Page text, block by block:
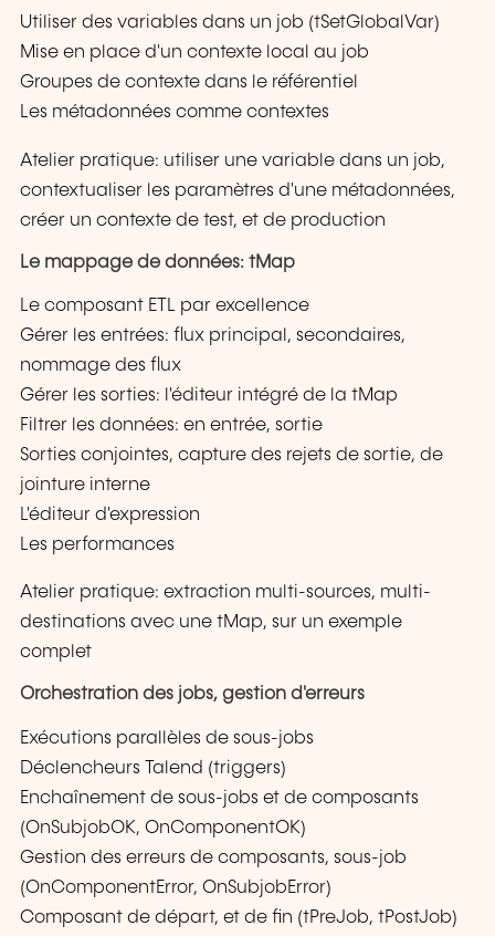
Utiliser des variables dans un job (tSetGlobalVar)
Mise en place d'un contexte local au job
Groupes de contexte dans le référentiel
Les métadonnées comme contextes
Atelier pratique: utiliser une variable dans un job,
contextualiser les paramètres d'une métadonnées,
créer un contexte de test, et de production
Le mappage de données: tMap
Le composant ETL par excellence
Gérer les entrées: flux principal, secondaires,
nommage des flux
Gérer les sorties: l'éditeur intégré de la tMap
Filtrer les données: en entrée, sortie
Sorties conjointes, capture des rejets de sortie, de
jointure interne
L'éditeur d'expression
Les performances
Atelier pratique: extraction multi-sources, multi-
destinations avec une tMap, sur un exemple
complet
Orchestration des jobs, gestion d'erreurs
Exécutions parallèles de sous-jobs
Déclencheurs Talend (triggers)
Enchaînement de sous-jobs et de composants
(OnSubjobOK, OnComponentOK)
Gestion des erreurs de composants, sous-job
(OnComponentError, OnSubjobError)
Composant de départ, et de fin (tPreJob, tPostJob)